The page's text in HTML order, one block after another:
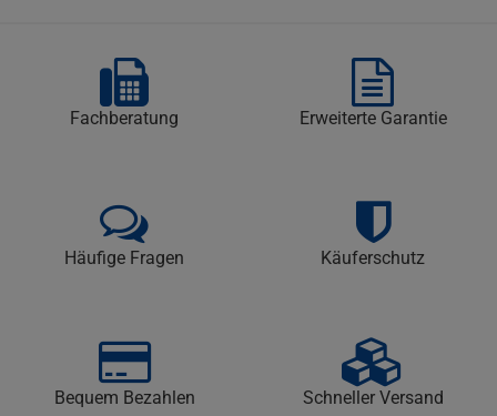
Fachberatung Erweiterte Garantie
Häufige Fragen Käuferschutz
Bequem Bezahlen Schneller Versand